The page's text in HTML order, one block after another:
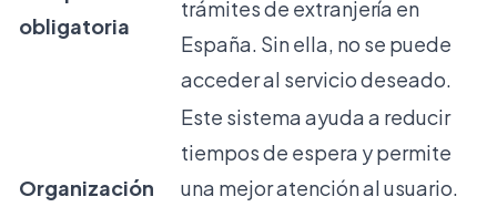
obligatoria
trámites de extranjería en
España. Sin ella, no se puede
acceder al servicio deseado.
Organización
Este sistema ayuda a reducir
tiempos de espera y permite
una mejor atención al usuario.